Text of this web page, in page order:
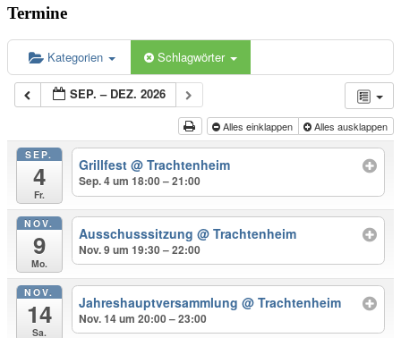
Termine
Kategorien Schlagwörter
SEP. – DEZ. 2026
Alles einklappen Alles ausklappen
SEP.
4
Fr.
Grillfest@ Trachtenheim
Sep. 4 um 18:00 – 21:00
NOV.
9
Mo.
Ausschusssitzung@ Trachtenheim
Nov. 9 um 19:30 – 22:00
NOV.
14
Sa.
Jahreshauptversammlung@ Trachtenheim
Nov. 14 um 20:00 – 23:00